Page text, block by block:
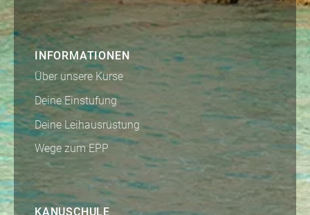
INFORMATIONEN
Über unsere Kurse
Deine Einstufung
Deine Leihausrüstung
Wege zum EPP
KANUSCHULE